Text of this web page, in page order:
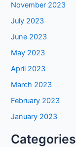
November 2023
July 2023
June 2023
May 2023
April 2023
March 2023
February 2023
January 2023
Categories